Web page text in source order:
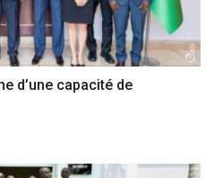
d’une capacité de